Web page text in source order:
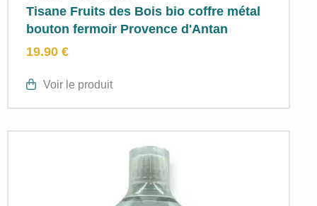
Tisane Fruits des Bois bio coffre métal
bouton fermoir Provence d'Antan
19.90 €
Voir le produit